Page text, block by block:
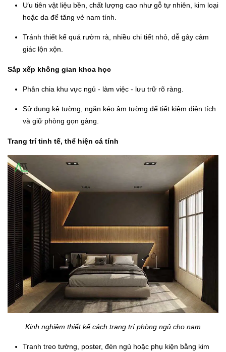
Ưu tiên vật liệu bền, chất lượng cao như gỗ tự nhiên, kim loại
hoặc da để tăng vẻ nam tính.
Tránh thiết kế quá rườm rà, nhiều chi tiết nhỏ, dễ gây cảm
giác lộn xộn.
Sắp xếp không gian khoa học
Phân chia khu vực ngủ - làm việc - lưu trữ rõ ràng.
Sử dụng kệ tường, ngăn kéo âm tường để tiết kiệm diện tích
và giữ phòng gọn gàng.
Trang trí tinh tế, thể hiện cá tính
Kinh nghiệm thiết kế cách trang trí phòng ngủ cho nam
Tranh treo tường, poster, đèn ngủ hoặc phụ kiện bằng kim